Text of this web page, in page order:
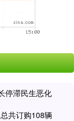
停滞民生恶化
共订购108辆